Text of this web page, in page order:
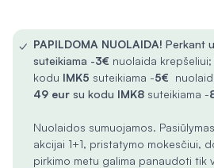
✓ PAPILDOMA NUOLAIDA! Perkant
suteikiama -3€ nuolaida
kodu IMK5 suteikiama -5€
49 eur su kodu IMK8 suteikiama -
Nuolaidos sumuojamos.
akcijai 1+1, pristatymo mokesčiui,
pirkimo metu galima panaudoti tik